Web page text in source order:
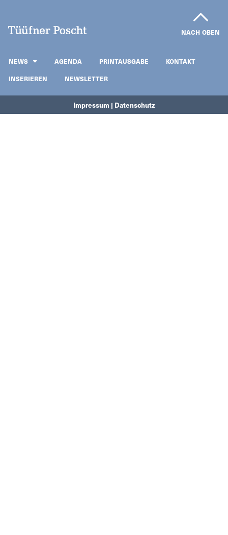
NACH OBEN
NEWS AGENDA PRINTAUSGABE
KONTAKT
INSERIEREN
NEWSLETTER
Impressum | Datenschutz